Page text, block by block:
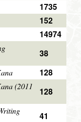
1735
152
14974
38
128
(2011
128
41